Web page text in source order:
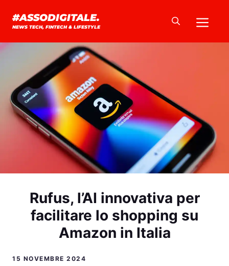
#ASSODIGITALE.
NEWS TECH, FINTECH & LIFESTYLE
Rufus, l’AI innovativa per
facilitare lo shopping su
Amazon in Italia
15 NOVEMBRE 2024